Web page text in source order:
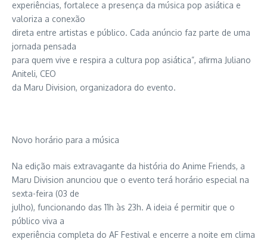
experiências, fortalece a presença da música pop asiática e
valoriza a conexão
direta entre artistas e público. Cada anúncio faz parte de uma
jornada pensada
para quem vive e respira a cultura pop asiática”, afirma Juliano
Aniteli, CEO
da Maru Division, organizadora do evento.
Novo horário para a música
Na edição mais extravagante da história do Anime Friends, a
Maru Division anunciou que o evento terá horário especial na
sexta-feira (03 de
julho), funcionando das 11h às 23h. A ideia é permitir que o
público viva a
experiência completa do AF Festival e encerre a noite em clima